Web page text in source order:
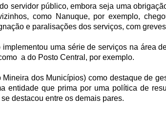
servidor público, embora seja uma
como Nanuque, por exemplo,
e paralisações dos serviços, com
uma série de serviços na área
a do Posto Central, por exemplo.
dos Municípios) como destaque de
entidade que prima por uma política de
destacou entre os demais pares.